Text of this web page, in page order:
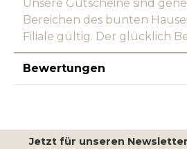
Unsere Gutscheine sind
Bereichen des bunten
Filiale gültig. Der glücklich
Bewertungen
Jetzt für unseren